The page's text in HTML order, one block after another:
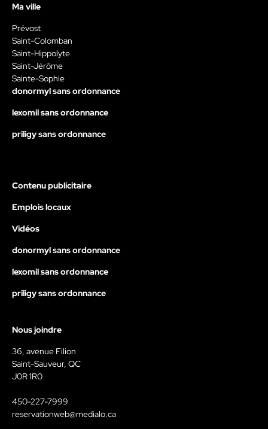
Ma ville
Prévost
Saint-Colomban
Saint-Hippolyte
Saint-Jérôme
Sainte-Sophie
donormyl sans ordonnance
lexomil sans ordonnance
priligy sans ordonnance
Contenu publicitaire
Emplois locaux
Vidéos
donormyl sans ordonnance
lexomil sans ordonnance
priligy sans ordonnance
Nous joindre
36, avenue Filion
Saint-Sauveur, QC
J0R 1R0
450-227-7999
reservationweb@medialo.ca